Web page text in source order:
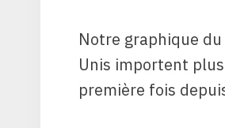
Notre graphique
Unis importent
première fois